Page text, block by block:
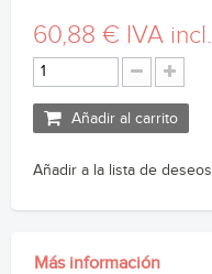
60,88 € IVA incl.
Añadir al carrito
Añadir a la lista de deseos
Más información